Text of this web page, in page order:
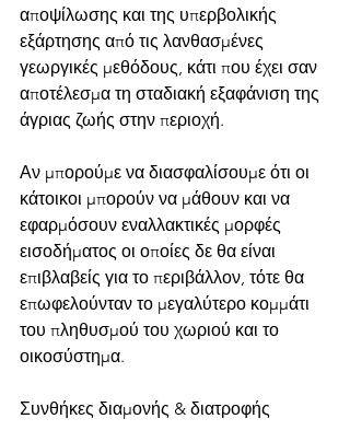
αποψίλωσης και της υπερβολικής
εξάρτησης από τις λανθασμένες
γεωργικές μεθόδους, κάτι που έχει σαν
αποτέλεσμα τη σταδιακή εξαφάνιση της
άγριας ζωής στην περιοχή.
Αν μπορούμε να διασφαλίσουμε ότι οι
κάτοικοι μπορούν να μάθουν και να
εφαρμόσουν εναλλακτικές μορφές
εισοδήματος οι οποίες δε θα είναι
επιβλαβείς για το περιβάλλον, τότε θα
επωφελούνταν το μεγαλύτερο κομμάτι
του πληθυσμού του χωριού και το
οικοσύστημα.
Συνθήκες διαμονής & διατροφής